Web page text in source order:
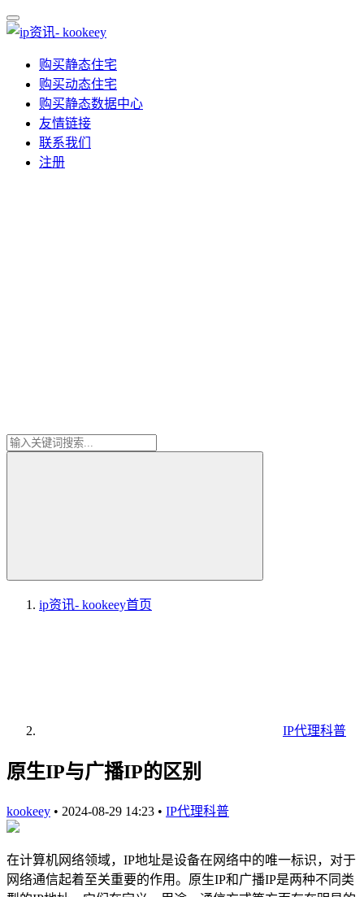
购买静态住宅
购买动态住宅
购买静态数据中心
友情链接
联系我们
注册
ip资讯- kookeey首页
IP代理科普
原生IP与广播IP的区别
kookeey • 2024-08-29 14:23 • IP代理科普
在计算机网络领域，IP地址是设备在网络中的唯一标识，对于
网络通信起着至关重要的作用。原生IP和广播IP是两种不同类